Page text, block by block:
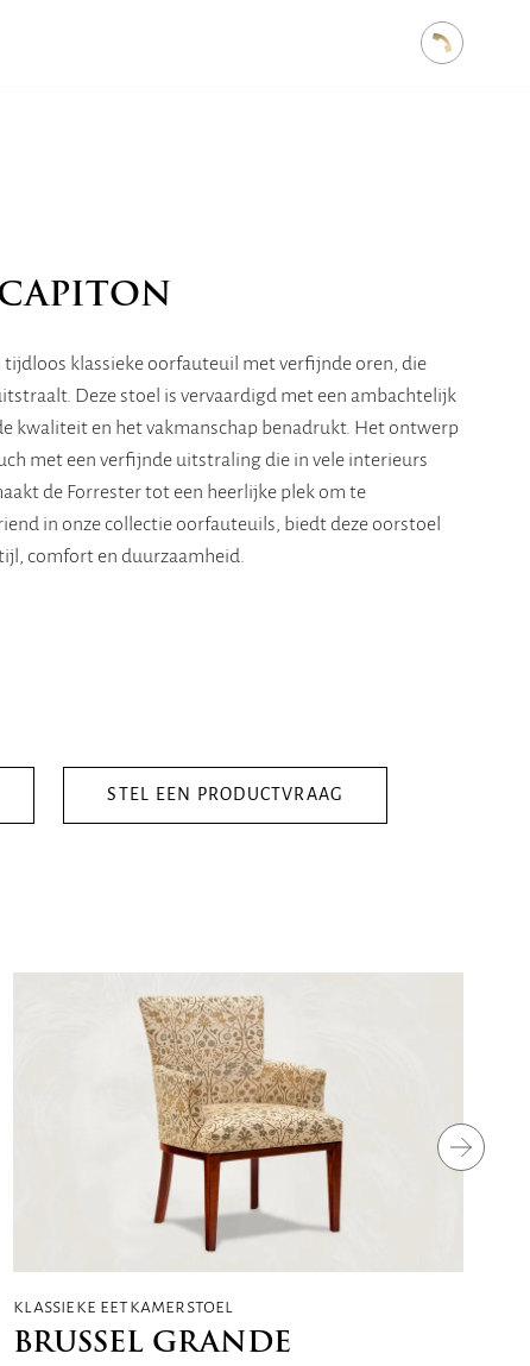
klassieke oorfauteuil met verfijnde oren, die
Deze stoel is vervaardigd met een ambachtelijk
kwaliteit en het vakmanschap benadrukt. Het ontwerp
met een verfijnde uitstraling die in vele interieurs
de Forrester tot een heerlijke plek om te
in onze collectie oorfauteuils, biedt deze oorstoel
comfort en duurzaamheid.
STEL EEN PRODUCTVRAAG
klassieke eetkamerstoel
BRUSSEL GRANDE